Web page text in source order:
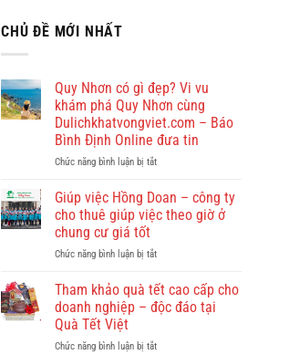
CHỦ ĐỀ MỚI NHẤT
Quy Nhơn có gì đẹp? Vi vu
khám phá Quy Nhơn cùng
Dulichkhatvongviet.com – Báo
Bình Định Online đưa tin
Chức năng bình luận bị tắtở
Nhơn
gì
Vi
khám
phá
Quy
cùng
Giúp việc Hồng Doan – công ty
cho thuê giúp việc theo giờ ở
chung cư giá tốt
Chức năng bình luận bị tắtở
việc
Hồng
Doan
công
Tham khảo quà tết cao cấp cho
doanh nghiệp – độc đáo tại
Quà Tết Việt
Chức năng bình luận bị tắtở